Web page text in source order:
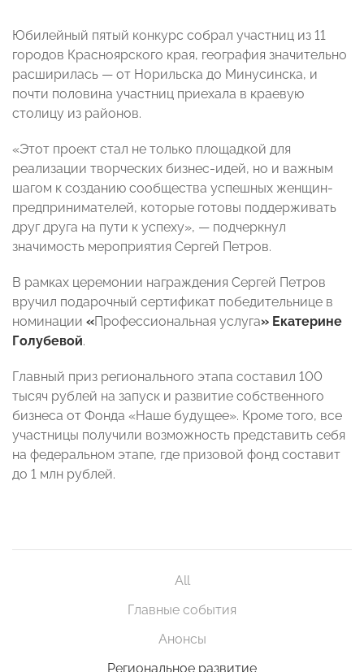
Юбилейный пятый конкурс собрал участниц из 11
городов Красноярского края, география значительно
расширилась — от Норильска до Минусинска, и
почти половина участниц приехала в краевую
столицу из районов.
«Этот проект стал не только площадкой для
реализации творческих бизнес-идей, но и важным
шагом к созданию сообщества успешных женщин-
предпринимателей, которые готовы поддерживать
друг друга на пути к успеху», — подчеркнул
значимость мероприятия Сергей Петров.
В рамках церемонии награждения Сергей Петров
вручил подарочный сертификат победительнице в
номинации «Профессиональная услуга» Екатерине
Голубевой.
Главный приз регионального этапа составил 100
тысяч рублей на запуск и развитие собственного
бизнеса от Фонда «Наше будущее». Кроме того, все
участницы получили возможность представить себя
на федеральном этапе, где призовой фонд составит
до 1 млн рублей.
All
Главные события
Анонсы
Региональное развитие